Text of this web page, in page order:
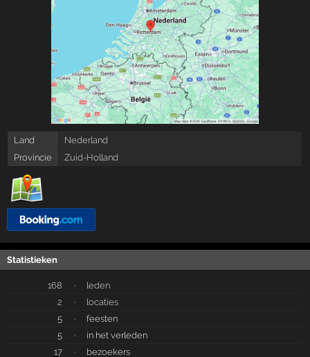
Land
Nederland
Provincie
Zuid-Holland
Statistieken
168 ·
leden
2
·
locaties
5
·
feesten
5
·
in het verleden
17
· bezoekers